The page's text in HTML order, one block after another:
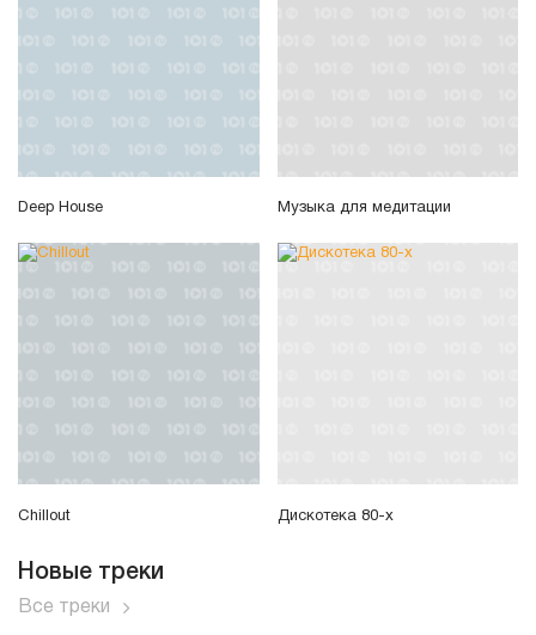
Deep House Музыка для медитации
Chillout Дискотека 80-х
Новые треки
Все треки